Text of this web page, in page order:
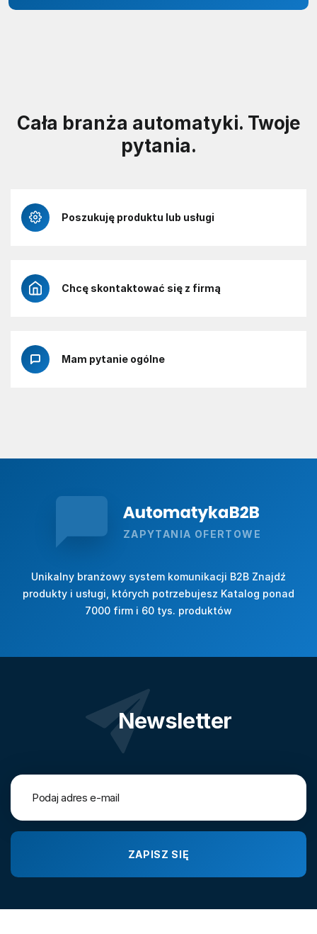
Cała branża automatyki. Twoje
pytania.
Poszukuję produktu lub usługi
Chcę skontaktować się z firmą
Mam pytanie ogólne
ZAPYTANIA OFERTOWE
Unikalny branżowy system komunikacji B2B Znajdź
produkty i usługi, których potrzebujesz Katalog ponad
7000 firm i 60 tys. produktów
Newsletter